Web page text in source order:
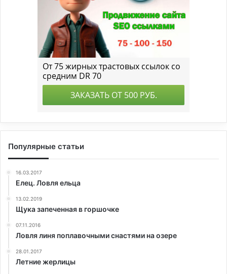
Популярные статьи
16.03.2017
Елец. Ловля ельца
13.02.2019
Щука запеченная в горшочке
07.11.2016
Ловля линя поплавочными снастями на озере
28.01.2017
Летние жерлицы